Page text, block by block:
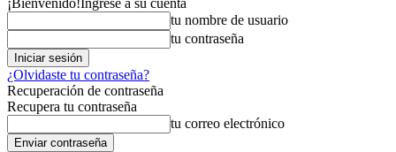
¡Bienvenido!Ingrese a su cuenta
tu nombre de usuario
tu contraseña
¿Olvidaste tu contraseña?
Recuperación de contraseña
Recupera tu contraseña
tu correo electrónico